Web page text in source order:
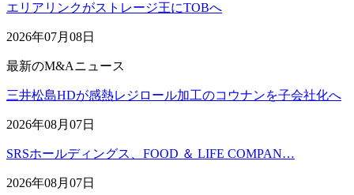
エリアリンクがストレージ王にTOBへ
2026年07月08日
最新のM&Aニュース
三井松島HDが感熱レジロール加工のコウナンを子会社化へ
2026年08月07日
SRSホールディングス、FOOD ＆ LIFE COMPAN…
2026年08月07日